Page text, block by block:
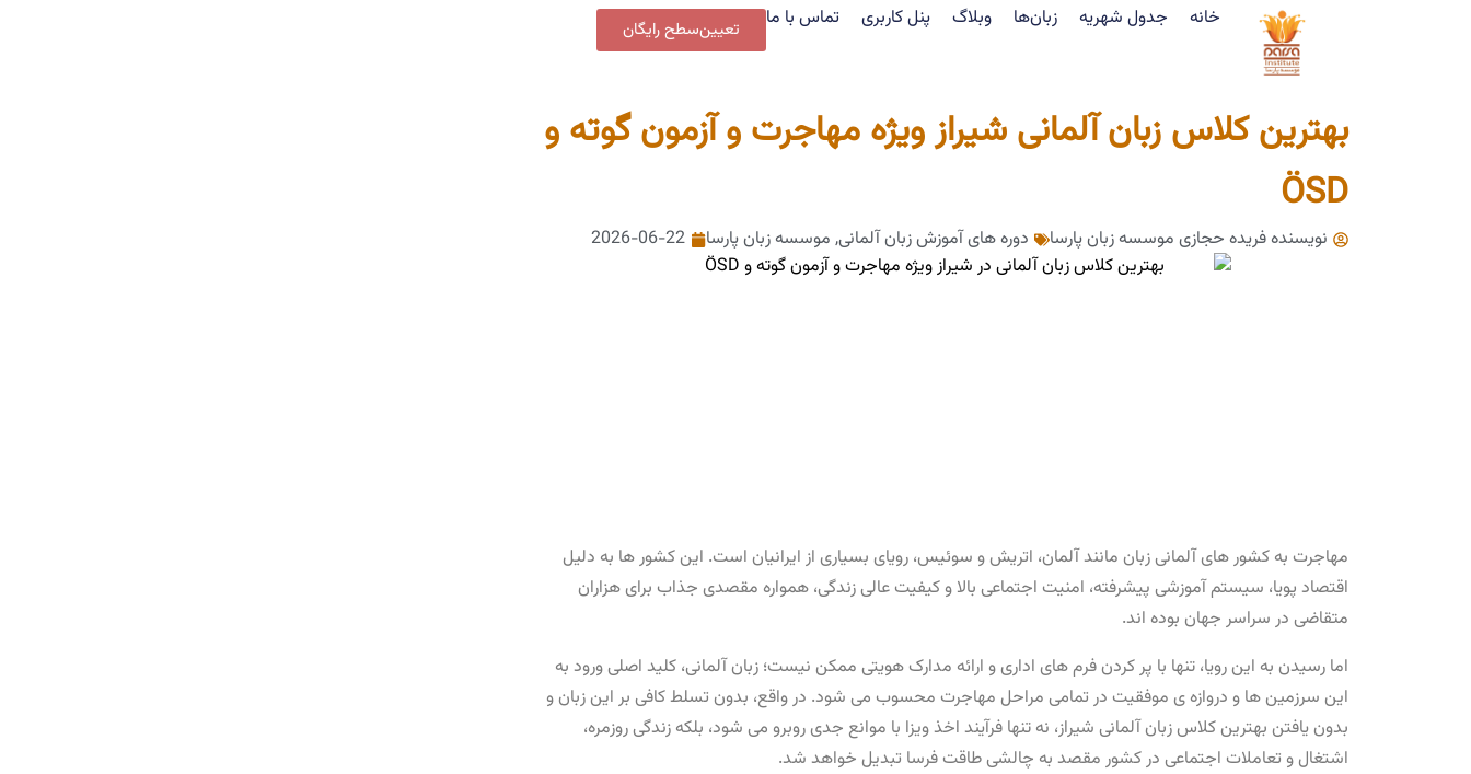
خانه جدول شهریه زبان‌ها وبلاگ پنل کاربری تماس با ما تعیین‌سطح رایگان
بهترین کلاس زبان آلمانی شیراز ویژه مهاجرت و آزمون گوته و
ÖSD
نویسنده فریده حجازی موسسه زبان پارسا دوره های آموزش زبان آلمانی, موسسه زبان پارسا 2026-06-22
مهاجرت به کشور های آلمانی ‌زبان مانند آلمان، اتریش و سوئیس، رویای بسیاری از ایرانیان است. این کشور ها به دلیل
اقتصاد پویا، سیستم آموزشی پیشرفته، امنیت اجتماعی بالا و کیفیت عالی زندگی، همواره مقصدی جذاب برای هزاران
متقاضی در سراسر جهان بوده ‌اند.
اما رسیدن به این رویا، تنها با پر کردن فرم ‌های اداری و ارائه مدارک هویتی ممکن نیست؛ زبان آلمانی، کلید اصلی ورود به
این سرزمین ‌ها و دروازه ‌ی موفقیت در تمامی مراحل مهاجرت محسوب می ‌شود. در واقع، بدون تسلط کافی بر این زبان و
بدون یافتن بهترین کلاس زبان آلمانی شیراز، نه تنها فرآیند اخذ ویزا با موانع جدی روبرو می ‌شود، بلکه زندگی روزمره،
اشتغال و تعاملات اجتماعی در کشور مقصد به چالشی طاقت ‌فرسا تبدیل خواهد شد.